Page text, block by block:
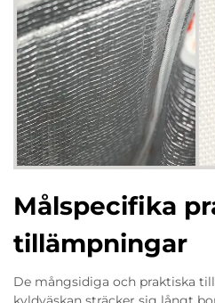
Målspecifika
tillämpningar
De mångsidiga och praktiska